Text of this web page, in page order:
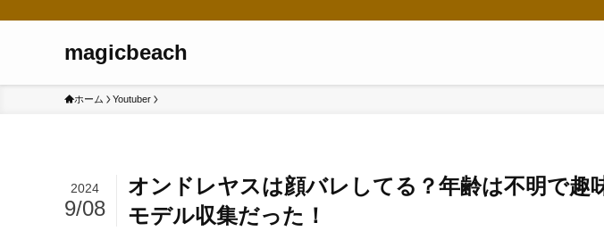
magicbeach
ホーム Youtuber
オンドレヤスは顔バレしてる？年齢は不明で趣
モデル収集だった！
2024
9/08